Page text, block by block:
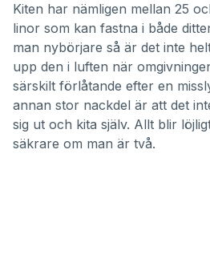
Kiten har nämligen mellan 25
linor som kan fastna i både
man nybörjare så är det inte
upp den i luften när
särskilt förlåtande efter en
annan stor nackdel är att det
sig ut och kita själv. Allt blir
säkrare om man är två.